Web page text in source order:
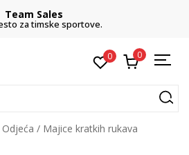
Team Sales
za timske sportove.
0 0
Odjeća
Majice kratkih rukava